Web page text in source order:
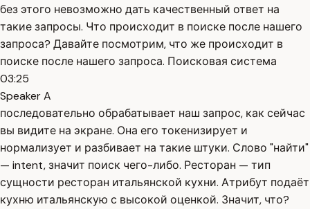
без этого невозможно дать качественный ответ на
такие запросы. Что происходит в поиске после нашего
запроса? Давайте посмотрим, что же происходит в
поиске после нашего запроса. Поисковая система
03:25
Speaker A
последовательно обрабатывает наш запрос, как сейчас
вы видите на экране. Она его токенизирует и
нормализует и разбивает на такие штуки. Слово "найти"
— intent, значит поиск чего-либо. Ресторан — тип
сущности ресторан итальянской кухни. Атрибут подаёт
кухню итальянскую с высокой оценкой. Значит, что?